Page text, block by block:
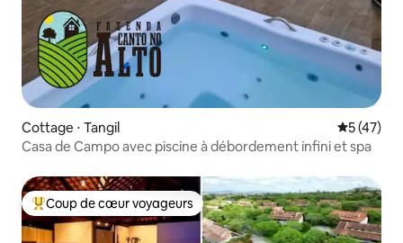
Cottage ⋅ Tangil
5 (47)
Casa de Campo avec piscine à débordement infini et spa
Coups de cœur voyageurs les plus appréciés
Coup de cœur voyageurs